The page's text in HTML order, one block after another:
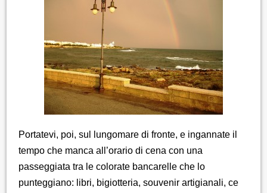
Portatevi, poi, sul lungomare di fronte, e ingannate il
tempo che manca all’orario di cena con una
passeggiata tra le colorate bancarelle che lo
punteggiano: libri, bigiotteria, souvenir artigianali, ce